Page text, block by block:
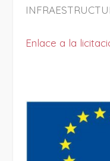
Enlace a la